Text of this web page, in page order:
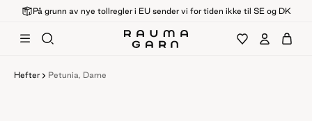
På grunn av nye tollregler i EU sender vi for tiden ikke til SE og DK
Hefter Petunia, Dame